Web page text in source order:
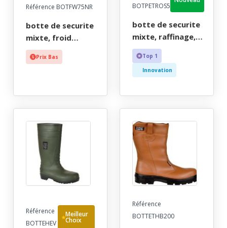
Référence BOTFW75NR
botte de securite
mixte, froid
intemperies noir
fourree etanche,
36/49
Prix Bas
BOTPETROS5
botte de securite
mixte, raffinage,
noir, risques
chimiques, reach,
etanche - ce en iso
13832-2 + reach -
36/49
Top 1
Innovation
Référence
BOTTEHEV
Meilleur
Choix
Référence
BOTTETHB200